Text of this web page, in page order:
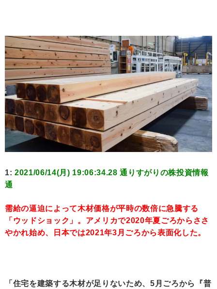
1: 2021/06/14(月) 19:06:34.28 通りすがりの株投資情報
通
需給の逼迫によって木材価格が平時の数倍に急騰する
「ウッドショック」。アメリカで2020年夏ごろからささ
やかれ始め、日本では2021年3月ごろから表面化した。
「住宅を建築する木材が足りないため、5月ごろから『普